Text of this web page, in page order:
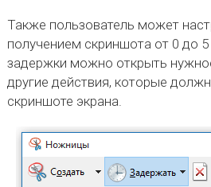
Также пользователь может
получением скриншота от 0 до
задержки можно открыть
другие действия, которые
скриншоте экрана.